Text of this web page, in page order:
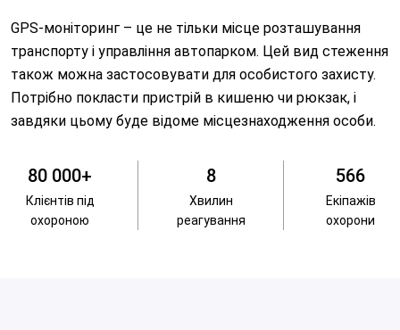
80 000+
Клієнтів під
охороною
8
Хвилин
реагування
566
Екіпажів
охорони
GPS-моніторинг – це не тільки місце розташування
транспорту і управління автопарком. Цей вид стеження
також можна застосовувати для особистого захисту.
Потрібно покласти пристрій в кишеню чи рюкзак, і
завдяки цьому буде відоме місцезнаходження особи.